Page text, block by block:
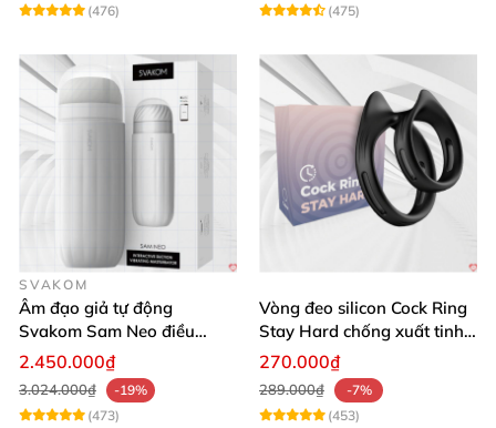
(476)
(475)
SVAKOM
Âm đạo giả tự động
Svakom Sam Neo điều
khiển app webcam cao cấp
2.450.000₫
3.024.000₫
-19%
(473)
Vòng đeo silicon Cock Ring
Stay Hard chống xuất tinh
sớm
270.000₫
289.000₫
-7%
(453)